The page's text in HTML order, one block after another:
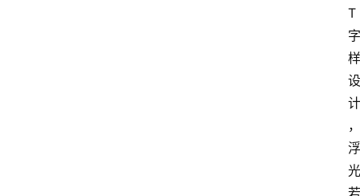
T
字
样
设
计
，
浮
光
若